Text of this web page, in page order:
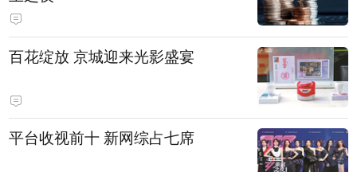
百花绽放 京城迎来光影盛宴
平台收视前十 新网综占七席